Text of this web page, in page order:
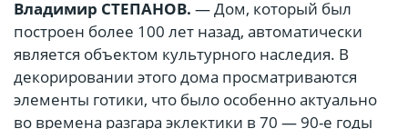
Владимир СТЕПАНОВ. — Дом, который был
построен более 100 лет назад, автоматически
является объектом культурного наследия. В
декорировании этого дома просматриваются
элементы готики, что было особенно актуально
во времена разгара эклектики в 70 — 90-е годы